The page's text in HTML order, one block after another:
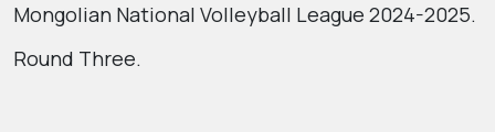
Mongolian National Volleyball League 2024-2025.
Round Three.